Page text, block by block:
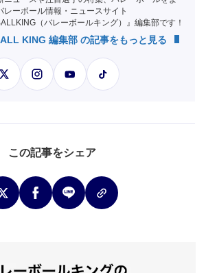
レーボール情報・ニュースサイト
（バレーボールキング）』編集部です！
KING 編集部 の記事をもっと見る
この記事をシェア